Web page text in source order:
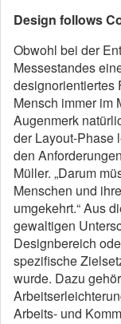
Design follows
Obwohl bei der
Messestandes
designorientiertes
Mensch immer im
Augenmerk
der Layout-Phase
den
Müller. „Darum
Menschen und
umgekehrt.“ Aus
gewaltigen
Designbereich
spezifische
wurde. Dazu
Arbeits- und